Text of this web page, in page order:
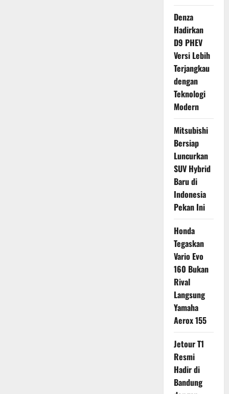
Denza
Hadirkan
D9 PHEV
Versi Lebih
Terjangkau
dengan
Teknologi
Modern
Mitsubishi
Bersiap
Luncurkan
SUV Hybrid
Baru di
Indonesia
Pekan Ini
Honda
Tegaskan
Vario Evo
160 Bukan
Rival
Langsung
Yamaha
Aerox 155
Jetour T1
Resmi
Hadir di
Bandung